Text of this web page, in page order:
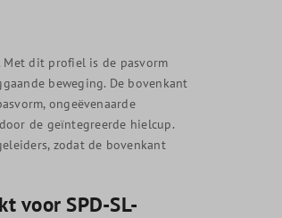
Met dit profiel is de pasvorm
beweging. De bovenkant
ongeëvenaarde
de geïntegreerde hielcup.
zodat de bovenkant
voor SPD-SL-